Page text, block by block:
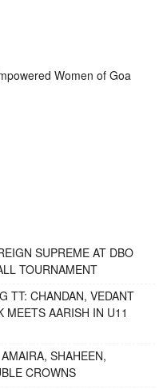
Women of Goa
SUPREME AT DBO
TOURNAMENT
TT: CHANDAN, VEDANT
MEETS AARISH IN U11
SHAHEEN,
CROWNS